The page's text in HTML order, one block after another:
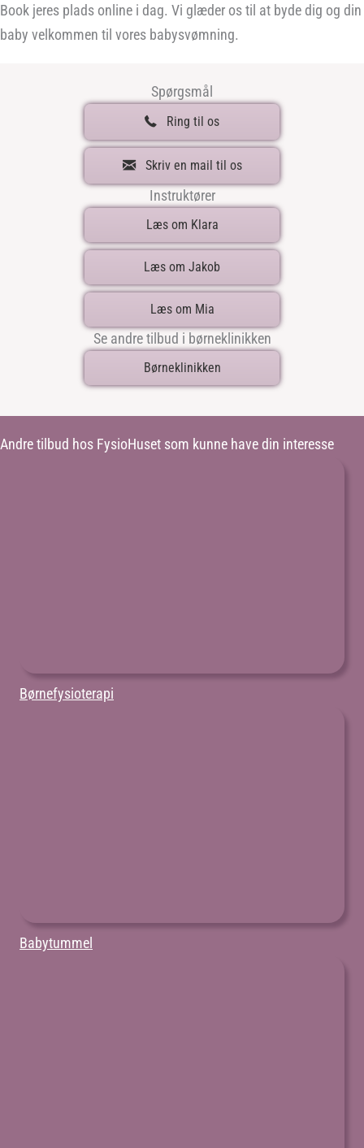
Book jeres plads online i dag. Vi glæder os til at byde dig og din
baby velkommen til vores babysvømning.
Spørgsmål
Ring til os
Skriv en mail til os
Instruktører
Læs om Klara
Læs om Jakob
Læs om Mia
Se andre tilbud i børneklinikken
Børneklinikken
Andre tilbud hos FysioHuset som kunne have din interesse
Børnefysioterapi
Babytummel